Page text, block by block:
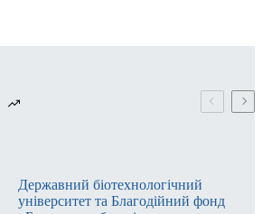
Державний біотехнологічний
університет та Благодійний фонд